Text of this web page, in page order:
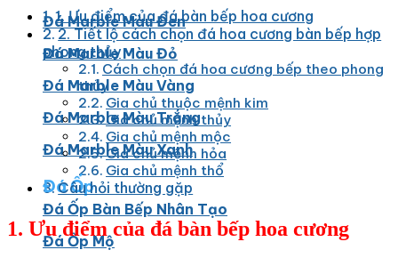
Đá Marble Màu Đen
Đá Marble Màu Đỏ
Đá Marble Màu Vàng
Đá Marble Màu Trắng
Đá Marble Màu Xanh
Đá Ốp
Đá Ốp Bàn Bếp Nhân Tạo​
Đá Ốp Mộ
1. Ưu điểm của đá bàn bếp hoa cương
2. Tiết lộ cách chọn đá hoa cương bàn bếp hợp
phong thủy
Cách chọn đá hoa cương bếp theo phong
thủy
Gia chủ thuộc mệnh kim
Gia chủ mệnh thủy
Gia chủ mệnh mộc
Gia chủ mệnh hỏa
Gia chủ mệnh thổ
Câu hỏi thường gặp
1. Ưu điểm của đá bàn bếp hoa cương